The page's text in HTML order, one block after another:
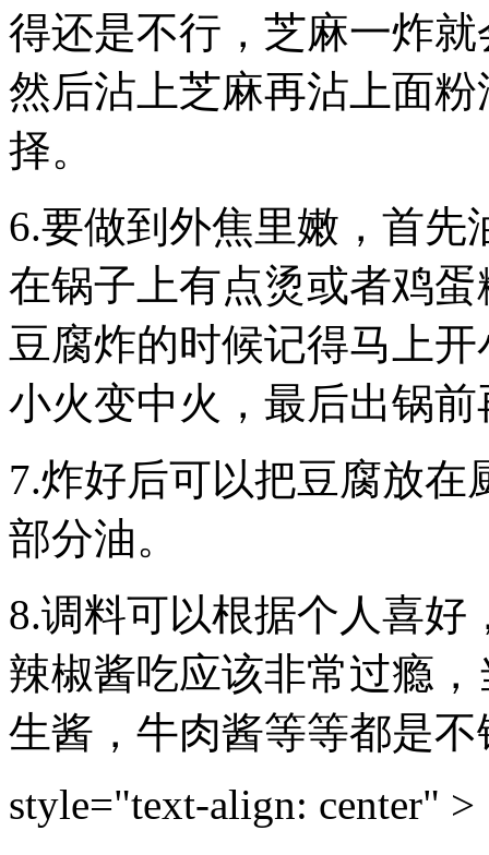
得还是不行，芝麻一炸
然后沾上芝麻再沾上面
择。
6.要做到外焦里嫩，首
在锅子上有点烫或者鸡
豆腐炸的时候记得马上
小火变中火，最后出锅
7.炸好后可以把豆腐放
部分油。
8.调料可以根据个人喜
辣椒酱吃应该非常过瘾
生酱，牛肉酱等等都
style="text-align: center" >